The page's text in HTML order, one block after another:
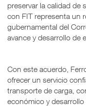
preservar la calidad de
con FIT representa un
gubernamental del
avance y desarrollo de
Con este acuerdo,
ofrecer un servicio
transporte de carga,
económico y